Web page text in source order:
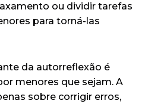
ou dividir tarefas
para torná-las
da autorreflexão é
menores que sejam. A
sobre corrigir erros,